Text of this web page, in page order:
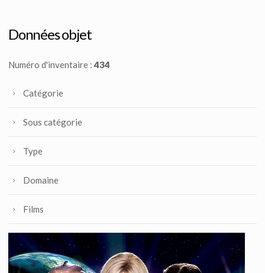
Vu à l'écran
Données objet
Numéro d'inventaire :434
Catégorie
Sous catégorie
Type
Domaine
Films